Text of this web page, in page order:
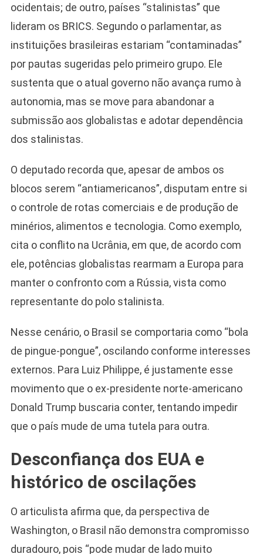
ocidentais; de outro, países “stalinistas” que
lideram os BRICS. Segundo o parlamentar, as
instituições brasileiras estariam “contaminadas”
por pautas sugeridas pelo primeiro grupo. Ele
sustenta que o atual governo não avança rumo à
autonomia, mas se move para abandonar a
submissão aos globalistas e adotar dependência
dos stalinistas.
O deputado recorda que, apesar de ambos os
blocos serem “antiamericanos”, disputam entre si
o controle de rotas comerciais e de produção de
minérios, alimentos e tecnologia. Como exemplo,
cita o conflito na Ucrânia, em que, de acordo com
ele, potências globalistas rearmam a Europa para
manter o confronto com a Rússia, vista como
representante do polo stalinista.
Nesse cenário, o Brasil se comportaria como “bola
de pingue-pongue”, oscilando conforme interesses
externos. Para Luiz Philippe, é justamente esse
movimento que o ex-presidente norte-americano
Donald Trump buscaria conter, tentando impedir
que o país mude de uma tutela para outra.
Desconfiança dos EUA e
histórico de oscilações
O articulista afirma que, da perspectiva de
Washington, o Brasil não demonstra compromisso
duradouro, pois “pode mudar de lado muito